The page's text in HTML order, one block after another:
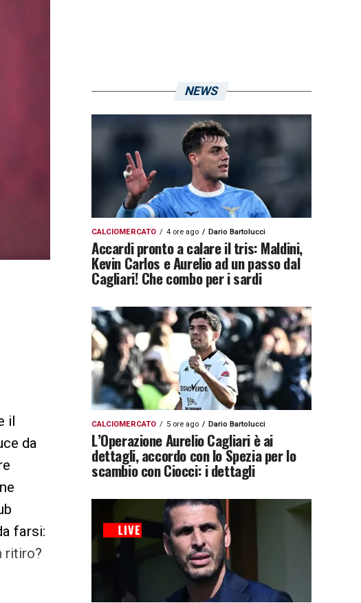
il
da
farsi:
ritiro?
NEWS
CALCIOMERCATO 4 ore ago Dario Bartolucci
Accardi pronto a calare il tris: Maldini,
Kevin Carlos e Aurelio ad un passo dal
Cagliari! Che combo per i sardi
CALCIOMERCATO 5 ore ago Dario Bartolucci
L’Operazione Aurelio Cagliari è ai
dettagli, accordo con lo Spezia per lo
scambio con Ciocci: i dettagli